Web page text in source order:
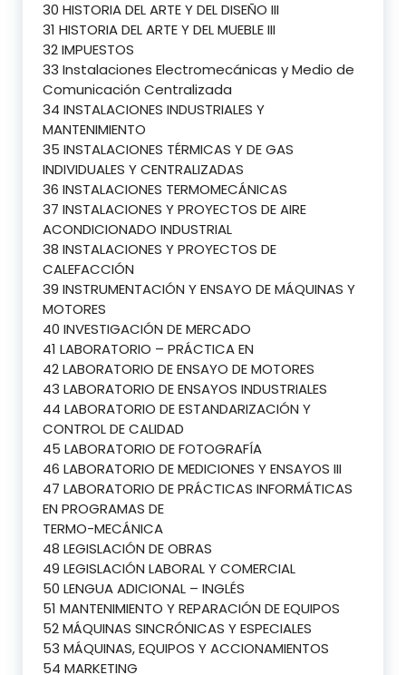
30 HISTORIA DEL ARTE Y DEL DISEÑO III
31 HISTORIA DEL ARTE Y DEL MUEBLE III
32 IMPUESTOS
33 Instalaciones Electromecánicas y Medio de
Comunicación Centralizada
34 INSTALACIONES INDUSTRIALES Y
MANTENIMIENTO
35 INSTALACIONES TÉRMICAS Y DE GAS
INDIVIDUALES Y CENTRALIZADAS
36 INSTALACIONES TERMOMECÁNICAS
37 INSTALACIONES Y PROYECTOS DE AIRE
ACONDICIONADO INDUSTRIAL
38 INSTALACIONES Y PROYECTOS DE
CALEFACCIÓN
39 INSTRUMENTACIÓN Y ENSAYO DE MÁQUINAS Y
MOTORES
40 INVESTIGACIÓN DE MERCADO
41 LABORATORIO – PRÁCTICA EN
42 LABORATORIO DE ENSAYO DE MOTORES
43 LABORATORIO DE ENSAYOS INDUSTRIALES
44 LABORATORIO DE ESTANDARIZACIÓN Y
CONTROL DE CALIDAD
45 LABORATORIO DE FOTOGRAFÍA
46 LABORATORIO DE MEDICIONES Y ENSAYOS III
47 LABORATORIO DE PRÁCTICAS INFORMÁTICAS
EN PROGRAMAS DE
TERMO-MECÁNICA
48 LEGISLACIÓN DE OBRAS
49 LEGISLACIÓN LABORAL Y COMERCIAL
50 LENGUA ADICIONAL – INGLÉS
51 MANTENIMIENTO Y REPARACIÓN DE EQUIPOS
52 MÁQUINAS SINCRÓNICAS Y ESPECIALES
53 MÁQUINAS, EQUIPOS Y ACCIONAMIENTOS
54 MARKETING